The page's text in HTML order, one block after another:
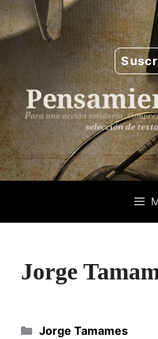
Saltar
al
contenido
Jorge
Categorías
Jorge Tamames